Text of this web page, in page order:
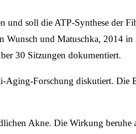
soll die ATP-Synthese der
Wunsch und Matuschka, 2014 in
30 Sitzungen dokumentiert.
Forschung diskutiert. Die
Akne. Die Wirkung beruhe